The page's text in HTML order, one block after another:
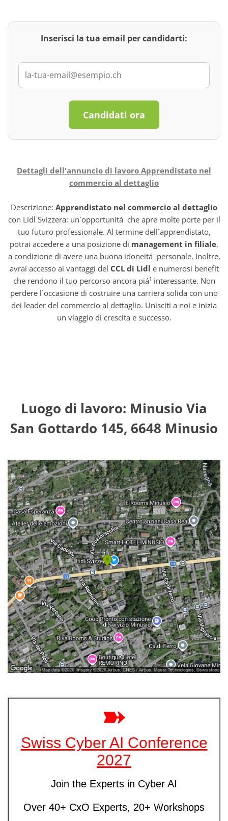
Inserisci la tua email per candidarti:
Candidati ora
Dettagli dell'annuncio di lavoro Apprendistato nel
commercio al dettaglio
Descrizione: Apprendistato nel commercio al dettaglio
con Lidl Svizzera: un`opportunitá che apre molte porte per il
tuo futuro professionale. Al termine dell`apprendistato,
potrai accedere a una posizione di management in filiale,
a condizione di avere una buona idoneitá personale. Inoltre,
avrai accesso ai vantaggi del CCL di Lidl e numerosi benefit
che rendono il tuo percorso ancora piá¹ interessante. Non
perdere l`occasione di costruire una carriera solida con uno
dei leader del commercio al dettaglio. Unisciti a noi e inizia
un viaggio di crescita e successo.
Luogo di lavoro: Minusio Via
San Gottardo 145, 6648 Minusio